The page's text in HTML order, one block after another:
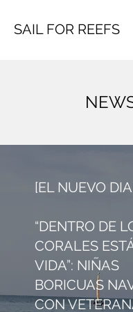
SAIL FOR REEFS
[EL NUEVO
“DENTRO DE
CORALES
VIDA”: NIÑAS
BORICUAS
CON